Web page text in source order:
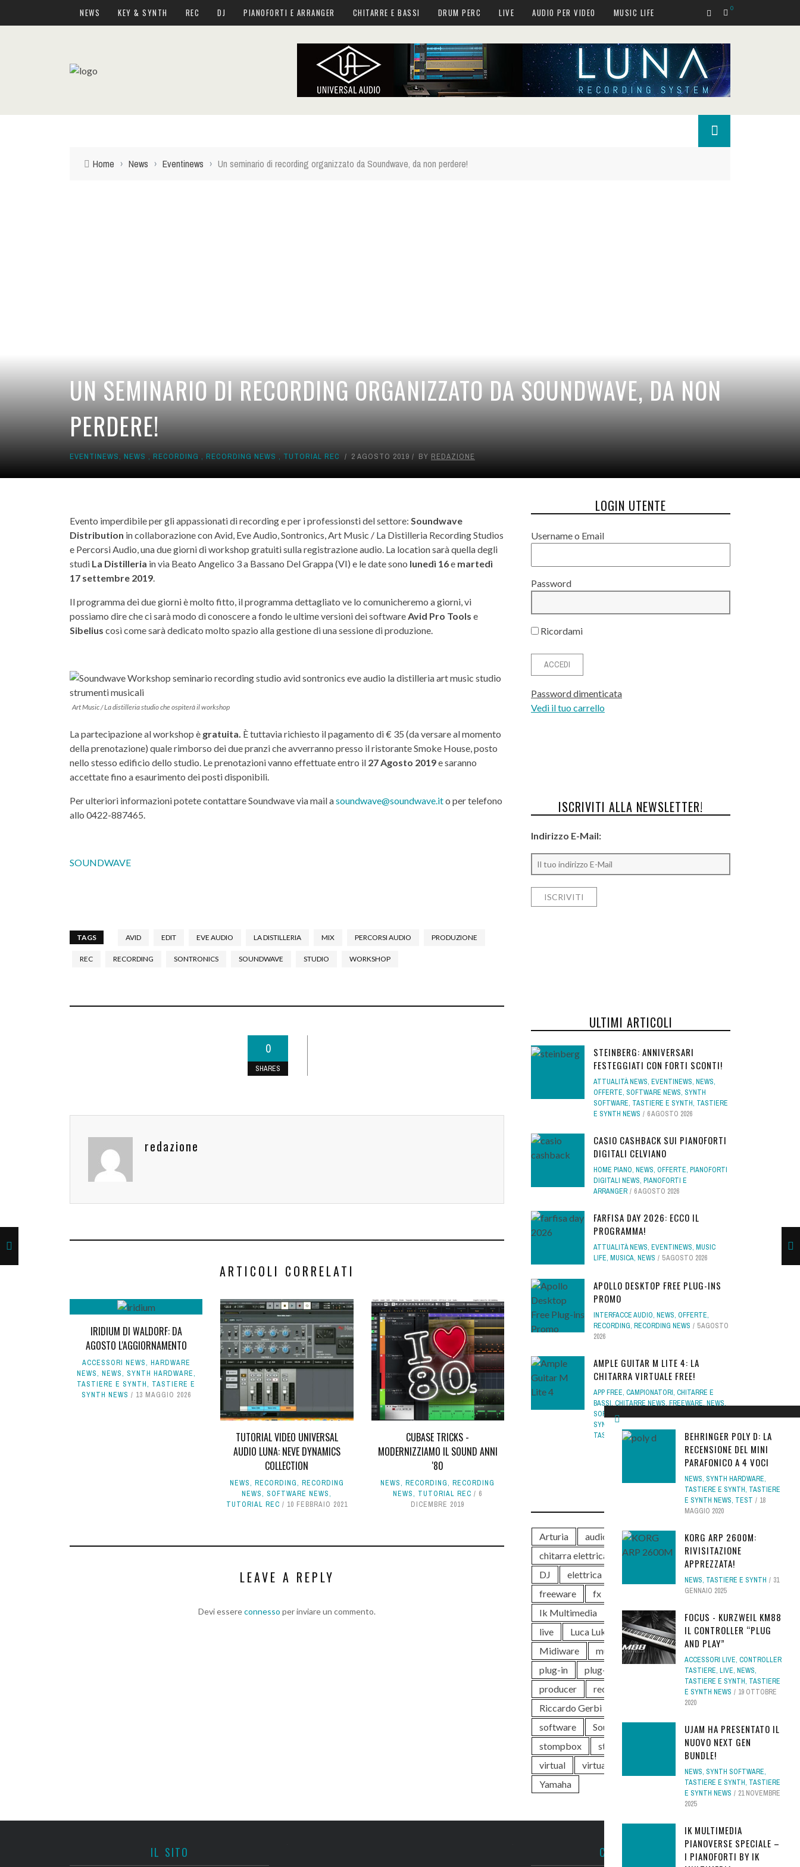
NEWS KEY & SYNTH REC DJ PIANOFORTI E ARRANGER CHITARRE E BASSI DRUM PERC LIVE AUDIO PER VIDEO MUSIC LIFE 0
Home › News › Eventinews › Un seminario di recording organizzato da Soundwave, da non perdere!
UN SEMINARIO DI RECORDING ORGANIZZATO DA SOUNDWAVE, DA NON
PERDERE!
EVENTINEWS, NEWS , RECORDING , RECORDING NEWS , TUTORIAL REC 2 AGOSTO 2019 BY REDAZIONE
Evento imperdibile per gli appassionati di recording e per i professionsti del settore: Soundwave
Distribution in collaborazione con Avid, Eve Audio, Sontronics, Art Music / La Distilleria Recording Studios
e Percorsi Audio, una due giorni di workshop gratuiti sulla registrazione audio. La location sarà quella degli
studi La Distilleria in via Beato Angelico 3 a Bassano Del Grappa (VI) e le date sono lunedì 16e martedì
17 settembre 2019.
Il programma dei due giorni è molto fitto, il programma dettagliato ve lo comunicheremo a giorni, vi
possiamo dire che ci sarà modo di conoscere a fondo le ultime versioni dei softwareAvid Pro Tools e
Sibelius così come sarà dedicato molto spazio alla gestione di una sessione di produzione.
Art Music / La distilleria studio che ospiterà il workshop
La partecipazione al workshop è gratuita. È tuttavia richiesto il pagamento di € 35 (da versare al momento
della prenotazione) quale rimborso dei due pranzi che avverranno presso il ristorante Smoke House, posto
nello stesso edificio dello studio. Le prenotazioni vanno effettuate entro il 27 Agosto 2019e saranno
accettate fino a esaurimento dei posti disponibili.
Per ulteriori informazioni potete contattare Soundwave via mail asoundwave@soundwave.ito per telefono
allo 0422-887465.
SOUNDWAVE
TAGS AVID EDIT EVE AUDIO LA DISTILLERIA MIX PERCORSI AUDIO PRODUZIONE
REC RECORDING SONTRONICS SOUNDWAVE STUDIO WORKSHOP
0
SHARES
redazione
ARTICOLI CORRELATI
IRIDIUM DI WALDORF: DA
AGOSTO L'AGGIORNAMENTO
ACCESSORI NEWS, HARDWARE
NEWS, NEWS, SYNTH HARDWARE,
TASTIERE E SYNTH, TASTIERE E
SYNTH NEWS
13 MAGGIO 2026
TUTORIAL VIDEO UNIVERSAL
AUDIO LUNA: NEVE DYNAMICS
COLLECTION
NEWS, RECORDING, RECORDING
NEWS, SOFTWARE NEWS,
TUTORIAL REC
10 FEBBRAIO 2021
CUBASE TRICKS -
MODERNIZZIAMO IL SOUND ANNI
'80
NEWS,RECORDING,RECORDING
NEWS, TUTORIAL REC
6
DICEMBRE 2019
LEAVE A REPLY
Devi essereconnesso per inviare un commento.
BEHRINGER POLY D: LA
RECENSIONE DEL MINI
PARAFONICO A 4 VOCI
NEWS, SYNTH HARDWARE,
TASTIERE E SYNTH, TASTIERE
E SYNTH NEWS, TEST
18
MAGGIO 2020
KORG ARP 2600M:
RIVISITAZIONE
APPREZZATA!
NEWS, TASTIERE E SYNTH
31
GENNAIO 2025
FOCUS - KURZWEIL KM88
IL CONTROLLER “PLUG
AND PLAY”
ACCESSORI LIVE, CONTROLLER
TASTIERE, LIVE, NEWS,
TASTIERE E SYNTH, TASTIERE
E SYNTH NEWS
19 OTTOBRE
2020
UJAM HA PRESENTATO IL
NUOVO NEXT GEN
BUNDLE!
NEWS, SYNTH SOFTWARE,
TASTIERE E SYNTH, TASTIERE
E SYNTH NEWS
21 NOVEMBRE
2025
IK MULTIMEDIA
PIANOVERSE SPECIALE –
I PIANOFORTI BY IK
LOGIN UTENTE
Username o Email
Password
Ricordami
Password dimenticata
Vedi il tuo carrello
ISCRIVITI ALLA NEWSLETTER!
Indirizzo E-Mail:
ULTIMI ARTICOLI
STEINBERG: ANNIVERSARI
FESTEGGIATI CON FORTI SCONTI!
ATTUALITÀ NEWS, EVENTINEWS, NEWS,
OFFERTE, SOFTWARE NEWS, SYNTH
SOFTWARE, TASTIERE E SYNTH, TASTIERE
E SYNTH NEWS
6 AGOSTO 2026
CASIO CASHBACK SUI PIANOFORTI
DIGITALI CELVIANO
HOME PIANO, NEWS, OFFERTE, PIANOFORTI
DIGITALI NEWS, PIANOFORTI E
ARRANGER
6 AGOSTO 2026
FARFISA DAY 2026: ECCO IL
PROGRAMMA!
ATTUALITÀ NEWS, EVENTINEWS, MUSIC
LIFE, MUSICA, NEWS 5 AGOSTO 2026
APOLLO DESKTOP FREE PLUG-INS
PROMO
INTERFACCE AUDIO, NEWS, OFFERTE,
RECORDING, RECORDING NEWS
5 AGOSTO
2026
AMPLE GUITAR M LITE 4: LA
CHITARRA VIRTUALE FREE!
APP FREE, CAMPIONATORI, CHITARRE E
BASSI, CHITARRE NEWS, FREEWARE, NEWS,
SOFTWARE CHIT BASSI
SYNTH SOFTWARE
TASTIERE E SYNTH NEWS
4 AGOSTO 2026
Arturia audio
chitarra
chitarra elettrica
controller
DAW
DJ
elettrica
freeware
fx
hardware
Ik Multimedia
instrument
keyboard
live
Luca Luker Rossi
MIDI
Midiware
music news
piano
plug-in
plug-in audio
pro
producer
rec
Riccardo Gerbi
sintetizzatore
software
Soundwave
Steinberg
stompbox
studio
tastiera
virtual
virtual instrument
Yamaha
IL SITO CONTATTACI